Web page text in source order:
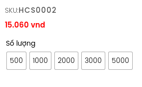
SKU:HCS0002
15.060 vnd
Số lượng
500
1000 2000 3000 5000